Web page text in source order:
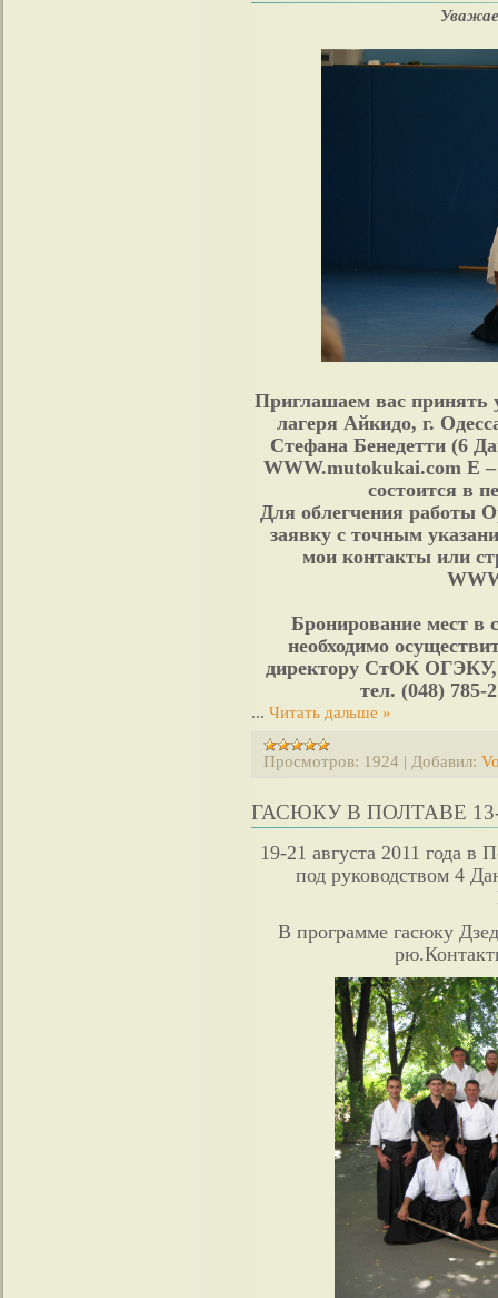
Приглашаем вас принять
лагеря Айкидо, г.
Стефана Бенедетти (6
WWW.mutokukai.com E
состоится в
Для облегчения работы
заявку с точным
мои контакты или
Бронирование мест
необходимо
директору СтОК
тел. (048) 785-
... Читать дальше »
Просмотров: 1924 | Добавил:
ГАСЮКУ В ПОЛТАВЕ
19-21 августа 2011 года в
под руководством 4
В программе гасюку